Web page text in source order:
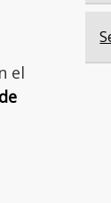
el